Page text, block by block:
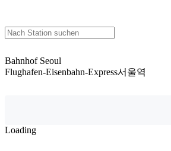
Bahnhof Seoul
Flughafen-Eisenbahn-Express서울역
Loading